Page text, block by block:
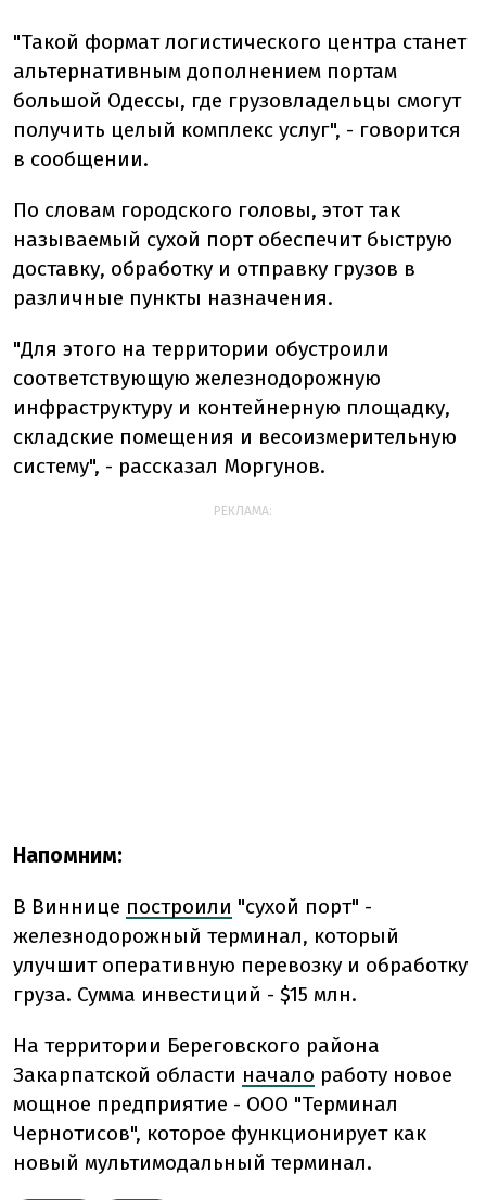
"Такой формат логистического центра станет
альтернативным дополнением портам
большой Одессы, где грузовладельцы смогут
получить целый комплекс услуг", - говорится
в сообщении.
По словам городского головы, этот так
называемый сухой порт обеспечит быструю
доставку, обработку и отправку грузов в
различные пункты назначения.
"Для этого на территории обустроили
соответствующую железнодорожную
инфраструктуру и контейнерную площадку,
складские помещения и весоизмерительную
систему", - рассказал Моргунов.
РЕКЛАМА:
Напомним:
В Виннице построили "сухой порт" -
железнодорожный терминал, который
улучшит оперативную перевозку и обработку
груза. Сумма инвестиций - $15 млн.
На территории Береговского района
Закарпатской области начало работу новое
мощное предприятие - ООО "Терминал
Чернотисов", которое функционирует как
новый мультимодальный терминал.